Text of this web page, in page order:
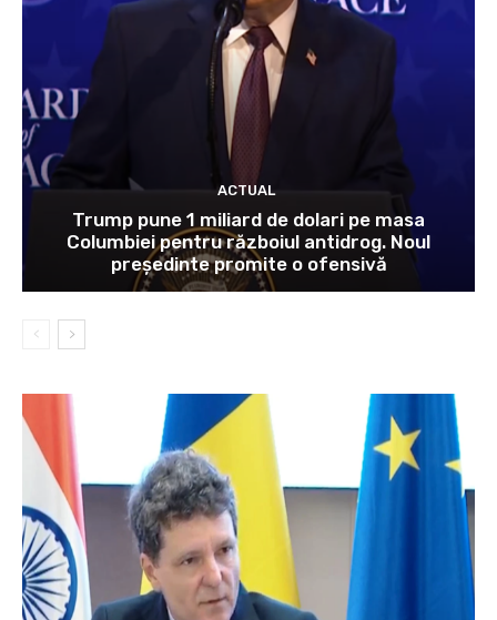
ACTUAL
Trump pune 1 miliard de dolari pe masa
Columbiei pentru războiul antidrog. Noul
președinte promite o ofensivă